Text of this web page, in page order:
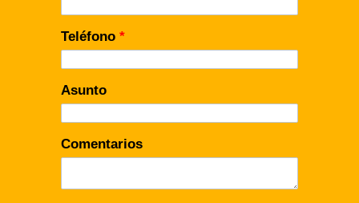
Teléfono *
Asunto
Comentarios